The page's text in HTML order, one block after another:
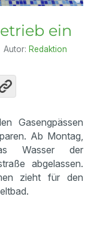
ein
Autor: Redaktion
Gasengpässen
Ab Montag,
Wasser der
abgelassen.
zieht für den